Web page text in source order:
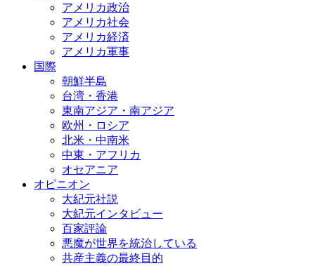
アメリカ政治
アメリカ社会
アメリカ経済
アメリカ軍事
国際
朝鮮半島
台湾・香港
東南アジア・南アジア
欧州・ロシア
北米・中南米
中東・アフリカ
オセアニア
オピニオン
大紀元社説
大紀元インタビュー
百家評論
悪魔が世界を統治している
共産主義の最終目的